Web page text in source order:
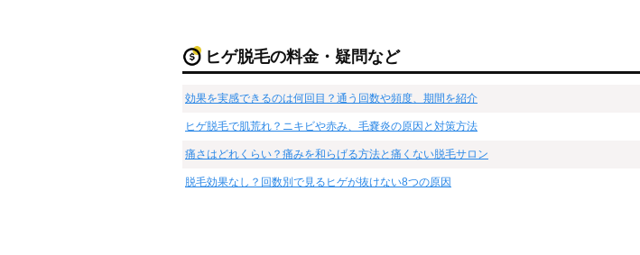
ヒゲ脱毛の料金・疑問など
効果を実感できるのは何回目？通う回数や頻度、期間を紹介
ヒゲ脱毛で肌荒れ？ニキビや赤み、毛嚢炎の原因と対策方法
痛さはどれくらい？痛みを和らげる方法と痛くない脱毛サロン
脱毛効果なし？回数別で見るヒゲが抜けない8つの原因